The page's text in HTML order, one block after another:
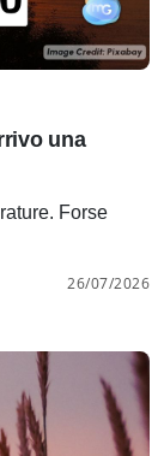
una
Forse
26/07/2026